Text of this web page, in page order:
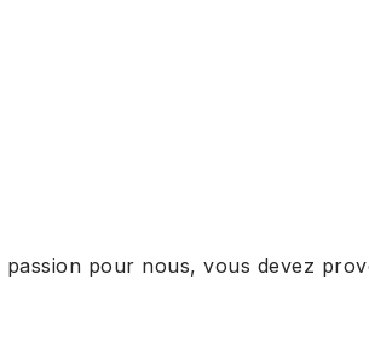
pour nous, vous devez